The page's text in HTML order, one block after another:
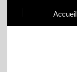
Accueil